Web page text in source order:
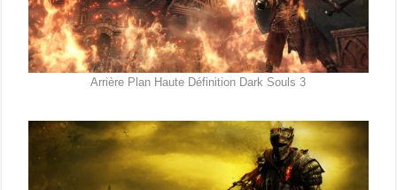
Arrière Plan Haute Définition Dark Souls 3